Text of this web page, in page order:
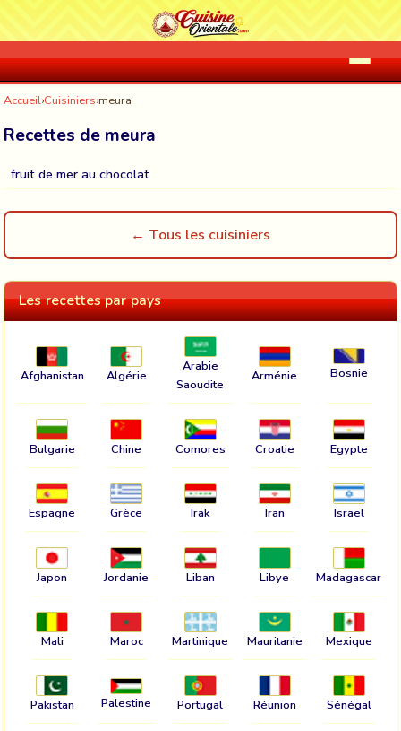
Accueil›Cuisiniers›meura
Recettes de meura
fruit de mer au chocolat
← Tous les cuisiniers
Les recettes par pays
Afghanistan Algérie
Arabie
Saoudite
Arménie Bosnie
Bulgarie Chine Comores Croatie Egypte
Espagne Grèce Irak Iran Israel
Japon Jordanie Liban Libye Madagascar
Mali Maroc Martinique Mauritanie Mexique
Pakistan Palestine Portugal Réunion Sénégal